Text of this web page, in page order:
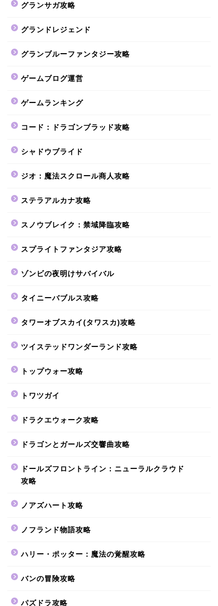
グランサガ攻略
グランドレジェンド
グランブルーファンタジー攻略
ゲームブログ運営
ゲームランキング
コード：ドラゴンブラッド攻略
シャドウブライド
ジオ：魔法スクロール商人攻略
ステラアルカナ攻略
スノウブレイク：禁域降臨攻略
スプライトファンタジア攻略
ゾンビの夜明けサバイバル
タイニーバブルス攻略
タワーオブスカイ(タワスカ)攻略
ツイステッドワンダーランド攻略
トップウォー攻略
トワツガイ
ドラクエウォーク攻略
ドラゴンとガールズ交響曲攻略
ドールズフロントライン：ニューラルクラウド
攻略
ノアズハート攻略
ノフランド物語攻略
ハリー・ポッター：魔法の覚醒攻略
バンの冒険攻略
パズドラ攻略